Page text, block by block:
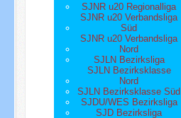
SJNR u20 Regionalliga
SJNR u20 Verbandsliga
Süd
SJNR u20 Verbandsliga
Nord
SJLN Bezirksliga
SJLN Bezirksklasse
Nord
SJLN Bezirksklasse Süd
SJDU/WES Bezirksliga
SJD Bezirksliga